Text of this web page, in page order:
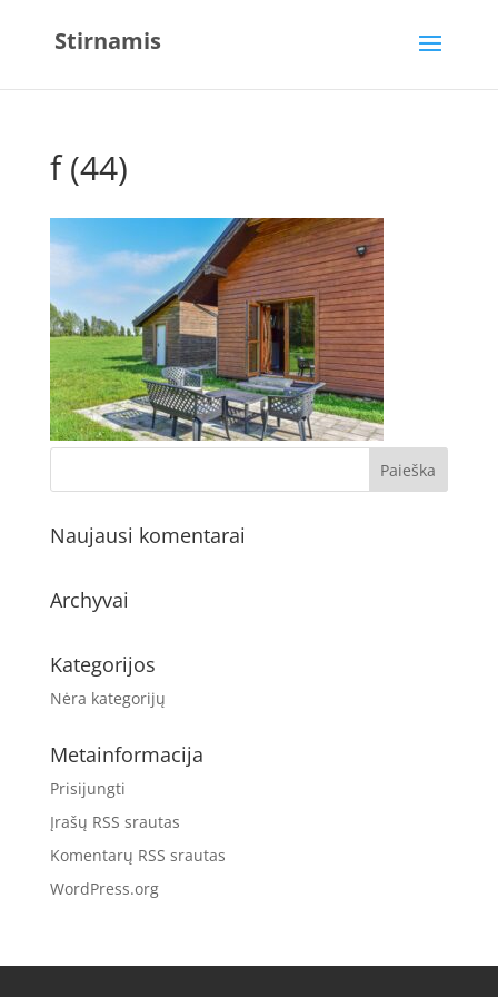
Stirnamis
f (44)
Naujausi komentarai
Archyvai
Kategorijos
Nėra kategorijų
Metainformacija
Prisijungti
Įrašų RSS srautas
Komentarų RSS srautas
WordPress.org